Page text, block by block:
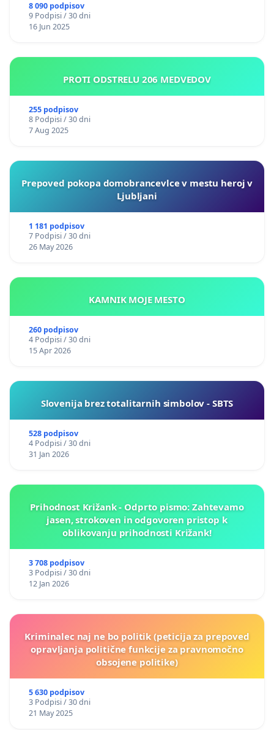
8 090 podpisov
9 Podpisi / 30 dni
16 Jun 2025
PROTI ODSTRELU 206 MEDVEDOV
255 podpisov
8 Podpisi / 30 dni
7 Aug 2025
Prepoved pokopa domobrancevlce v mestu heroj v
Ljubljani
1 181 podpisov
7 Podpisi / 30 dni
26 May 2026
KAMNIK MOJE MESTO
260 podpisov
4 Podpisi / 30 dni
15 Apr 2026
Slovenija brez totalitarnih simbolov - SBTS
528 podpisov
4 Podpisi / 30 dni
31 Jan 2026
Prihodnost Križank - Odprto pismo: Zahtevamo
jasen, strokoven in odgovoren pristop k
oblikovanju prihodnosti Križank!
3 708 podpisov
3 Podpisi / 30 dni
12 Jan 2026
Kriminalec naj ne bo politik (peticija za prepoved
opravljanja politične funkcije za pravnomočno
obsojene politike)
5 630 podpisov
3 Podpisi / 30 dni
21 May 2025